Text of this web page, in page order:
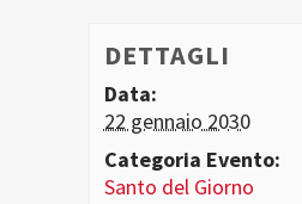
DETTAGLI
Data:
22 gennaio 2030
Categoria Evento:
Santo del Giorno